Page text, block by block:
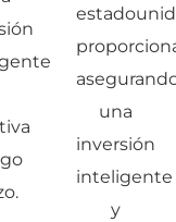
una
inversión
inteligente
y